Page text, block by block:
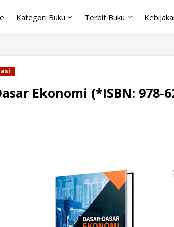
Kategori Buku Terbit Buku
Ekonomi (*ISBN: 978-